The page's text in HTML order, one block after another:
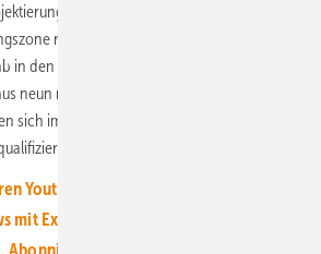
von einem Gigawatt abgesteckt.
rund 35 Kilometer von der Atlantikinsel
in den drei Jahren seit dem Start der
neun möglichen Wettbewerbsakteuren ein
sich im März 2023 in einem Prüfverfahren
Youtube-Kanal? Hier finden Sie
mit Experten aus der